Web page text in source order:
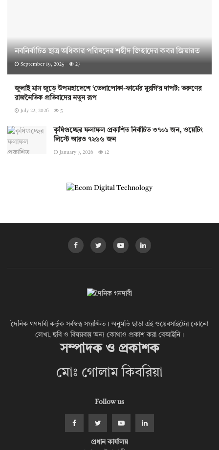
নবনির্বাচিত ছাত্র অধিকার পরিষদের শহীদ জিহাদের কবর জিয়ারত
September 19, 2025 27
জুলাই মাস জুড়ে উপমহাদেশে ‘তেলাপোকা-ফার্মের মুরগি’র দাপট: তরুণের
রাজনৈতিক প্রতিবাদের নতুন রূপ
July 22, 2026 5
কৃষিগুচ্ছের ফলাফল প্রকাশিত নির্বাচিত ৩৭০১ জন, ওয়েটিং
লিস্টে আরও ৭২৬৬ জন
January 7, 2026 12
দৈনিক গণদাবী কর্তৃক সর্বস্বত্ব সংরক্ষিত। অনুমতি ছাড়া এই ওয়েবসাইটের কোনো
লেখা, ছবি ও বিষয়বস্তু অন্য কোথাও প্রকাশ করা বেআইনি।
সম্পাদক ও প্রকাশক
মোঃ গোলাম কিবরিয়া
Follow us
প্রধান কার্যালয়